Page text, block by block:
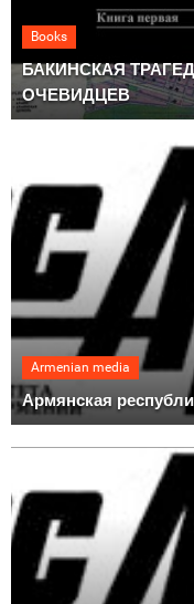
Books
БАКИНСКАЯ
ОЧЕВИДЦЕВ
Armenian media
Армянская